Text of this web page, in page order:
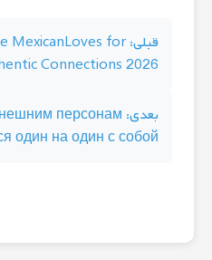
راهبری
نوشته
قبلی: MexicanLoves for
Connections 2026
بعدی: персонам
один на один с собой